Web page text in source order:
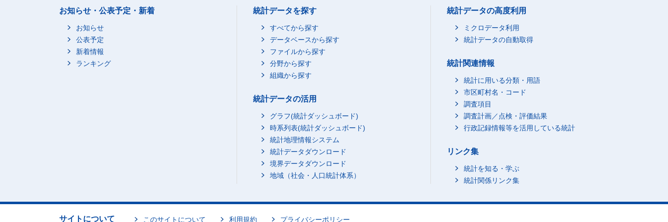
お知らせ・公表予定・新着
お知らせ
公表予定
新着情報
ランキング
統計データを探す
すべてから探す
データベースから探す
ファイルから探す
分野から探す
組織から探す
統計データの活用
グラフ(統計ダッシュボード)
時系列表(統計ダッシュボード)
統計地理情報システム
統計データダウンロード
境界データダウンロード
地域（社会・人口統計体系）
統計データの高度利用
ミクロデータ利用
統計データの自動取得
統計関連情報
統計に用いる分類・用語
市区町村名・コード
調査項目
調査計画／点検・評価結果
行政記録情報等を活用している統計
リンク集
統計を知る・学ぶ
統計関係リンク集
サイトについて このサイトについて 利用規約 プライバシーポリシー